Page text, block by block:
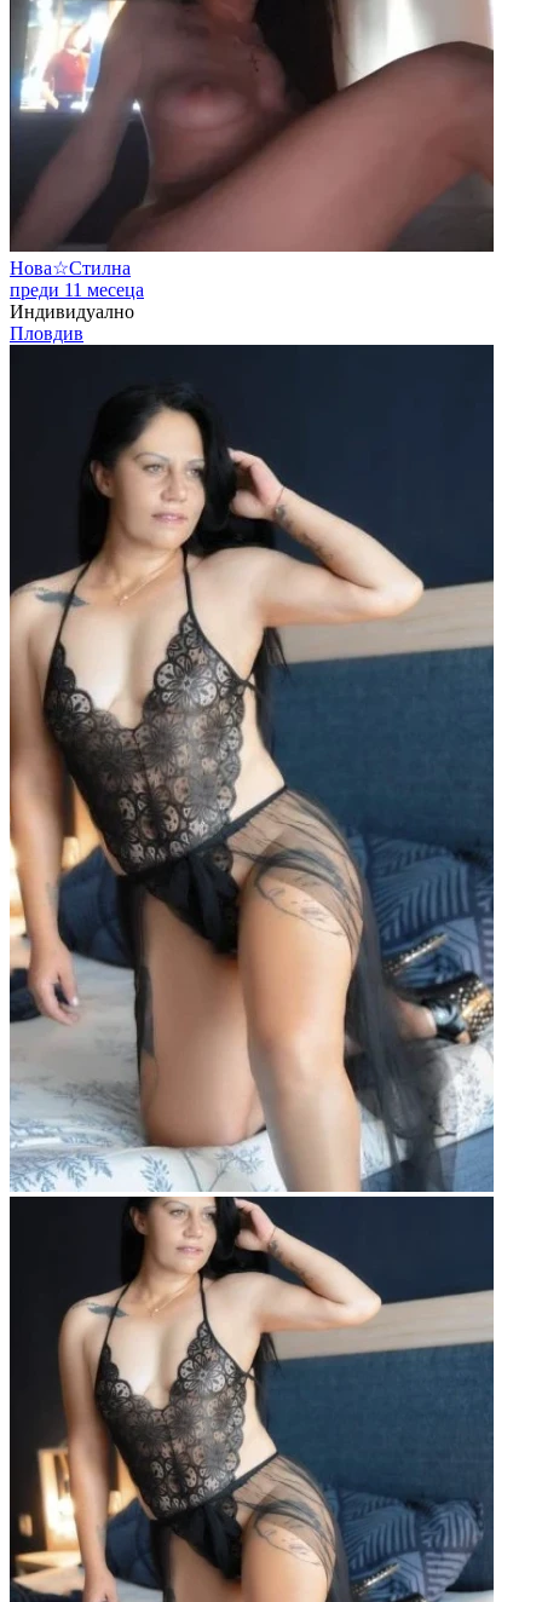
Нова☆Стилна
преди 11 месеца
Индивидуално
Пловдив